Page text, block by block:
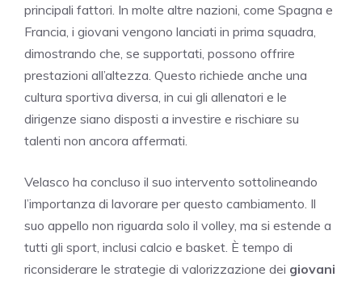
principali fattori. In molte altre nazioni, come Spagna e
Francia, i giovani vengono lanciati in prima squadra,
dimostrando che, se supportati, possono offrire
prestazioni all’altezza. Questo richiede anche una
cultura sportiva diversa, in cui gli allenatori e le
dirigenze siano disposti a investire e rischiare su
talenti non ancora affermati.
Velasco ha concluso il suo intervento sottolineando
l’importanza di lavorare per questo cambiamento. Il
suo appello non riguarda solo il volley, ma si estende a
tutti gli sport, inclusi calcio e basket. È tempo di
riconsiderare le strategie di valorizzazione dei giovani